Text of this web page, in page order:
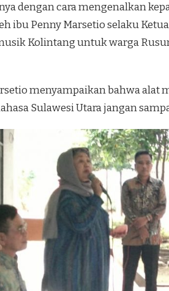
dengan cara mengenalkan
ibu Penny Marsetio selaku
Kolintang untuk warga
menyampaikan bahwa alat
Sulawesi Utara jangan